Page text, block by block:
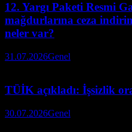
12. Yargı Paketi Resmi
mağdurlarına ceza
neler var?
31.07.2026Genel
TÜİK açıkladı: İşsizlik
30.07.2026Genel